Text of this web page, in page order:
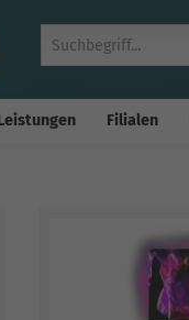
Filialen